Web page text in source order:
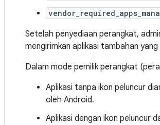
Setelah penyediaan perangkat,
mengirimkan aplikasi tambahan
Dalam mode pemilik perangkat
Aplikasi tanpa ikon peluncur
oleh Android.
Aplikasi dengan ikon peluncur